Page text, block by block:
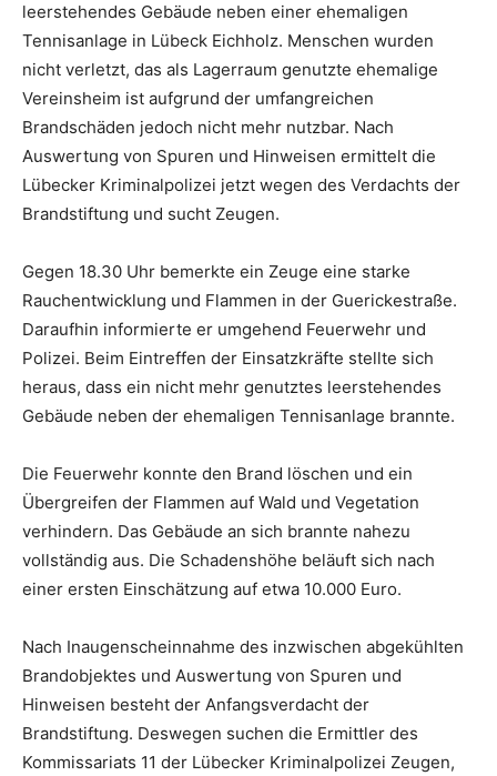
leerstehendes Gebäude neben einer ehemaligen
Tennisanlage in Lübeck Eichholz. Menschen wurden
nicht verletzt, das als Lagerraum genutzte ehemalige
Vereinsheim ist aufgrund der umfangreichen
Brandschäden jedoch nicht mehr nutzbar. Nach
Auswertung von Spuren und Hinweisen ermittelt die
Lübecker Kriminalpolizei jetzt wegen des Verdachts der
Brandstiftung und sucht Zeugen.
Gegen 18.30 Uhr bemerkte ein Zeuge eine starke
Rauchentwicklung und Flammen in der Guerickestraße.
Daraufhin informierte er umgehend Feuerwehr und
Polizei. Beim Eintreffen der Einsatzkräfte stellte sich
heraus, dass ein nicht mehr genutztes leerstehendes
Gebäude neben der ehemaligen Tennisanlage brannte.
Die Feuerwehr konnte den Brand löschen und ein
Übergreifen der Flammen auf Wald und Vegetation
verhindern. Das Gebäude an sich brannte nahezu
vollständig aus. Die Schadenshöhe beläuft sich nach
einer ersten Einschätzung auf etwa 10.000 Euro.
Nach Inaugenscheinnahme des inzwischen abgekühlten
Brandobjektes und Auswertung von Spuren und
Hinweisen besteht der Anfangsverdacht der
Brandstiftung. Deswegen suchen die Ermittler des
Kommissariats 11 der Lübecker Kriminalpolizei Zeugen,